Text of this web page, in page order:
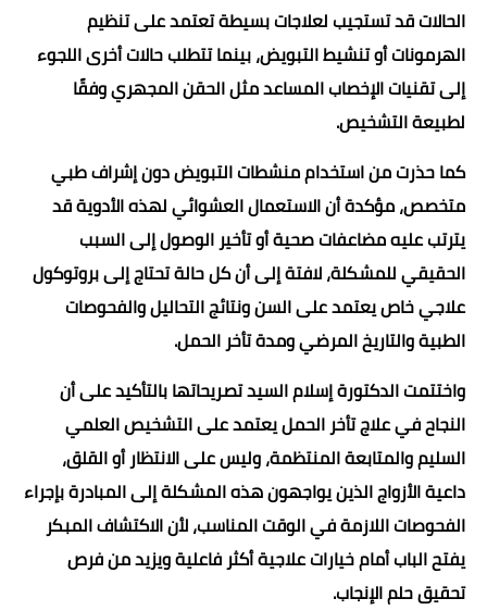
الحالات قد تستجيب لعلاجات بسيطة تعتمد على تنظيم
الهرمونات أو تنشيط التبويض، بينما تتطلب حالات أخرى اللجوء
إلى تقنيات الإخصاب المساعد مثل الحقن المجهري وفقًا
لطبيعة التشخيص.
كما حذرت من استخدام منشطات التبويض دون إشراف طبي
متخصص، مؤكدة أن الاستعمال العشوائي لهذه الأدوية قد
يترتب عليه مضاعفات صحية أو تأخير الوصول إلى السبب
الحقيقي للمشكلة، لافتة إلى أن كل حالة تحتاج إلى بروتوكول
علاجي خاص يعتمد على السن ونتائج التحاليل والفحوصات
الطبية والتاريخ المرضي ومدة تأخر الحمل.
واختتمت الدكتورة إسلام السيد تصريحاتها بالتأكيد على أن
النجاح في علاج تأخر الحمل يعتمد على التشخيص العلمي
السليم والمتابعة المنتظمة، وليس على الانتظار أو القلق،
داعية الأزواج الذين يواجهون هذه المشكلة إلى المبادرة بإجراء
الفحوصات اللازمة في الوقت المناسب، لأن الاكتشاف المبكر
يفتح الباب أمام خيارات علاجية أكثر فاعلية ويزيد من فرص
تحقيق حلم الإنجاب.